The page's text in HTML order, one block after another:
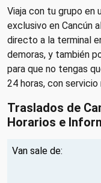
Viaja con tu grupo en
exclusivo en Cancún
directo a la terminal
demoras, y también
para que no tengas
24 horas, con servicio
Traslados de
Horarios e
Van sale de: